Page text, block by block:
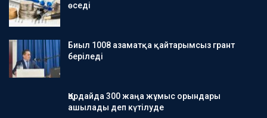
өседі
Биыл 1008 азаматқа қайтарымсыз грант
беріледі
Қордайда 300 жаңа жұмыс орындары
ашылады деп күтілуде